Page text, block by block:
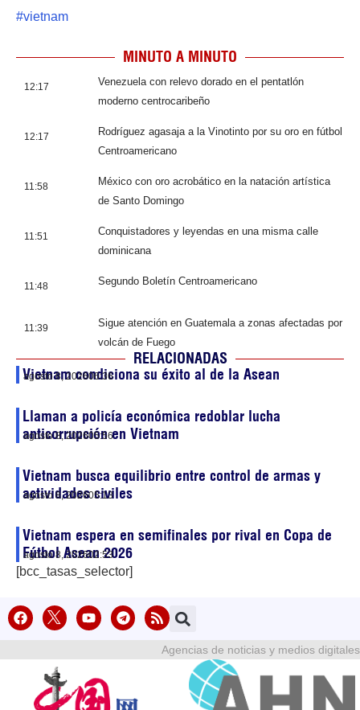
#vietnam
MINUTO A MINUTO
12:17
Venezuela con relevo dorado en el pentatlón
moderno centrocaribeño
12:17
Rodríguez agasaja a la Vinotinto por su oro en fútbol
Centroamericano
11:58
México con oro acrobático en la natación artística
de Santo Domingo
11:51
Conquistadores y leyendas en una misma calle
dominicana
11:48 Segundo Boletín Centroamericano
11:39
Sigue atención en Guatemala a zonas afectadas por
volcán de Fuego
RELACIONADAS
Vietnam condiciona su éxito al de la Asean
agosto 8, 202606:36
Llaman a policía económica redoblar lucha
anticorrupción en Vietnam
agosto 8, 202605:56
Vietnam busca equilibrio entre control de armas y
actividades civiles
agosto 8, 202605:13
Vietnam espera en semifinales por rival en Copa de
Fútbol Asean 2026
agosto 8, 202602:53
[bcc_tasas_selector]
Agencias de noticias y medios digitales